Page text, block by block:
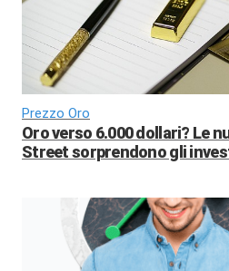
Prezzo Oro
Oro verso 6.000 dollari? Le
Street sorprendono gli